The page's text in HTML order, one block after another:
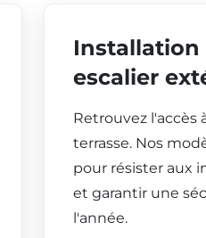
Installation
escalier
Retrouvez l'accès
terrasse. Nos
pour résister aux
et garantir une
l'année.